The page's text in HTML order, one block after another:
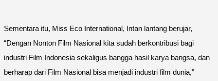
Sementara itu, Miss Eco International, Intan lantang berujar,
“Dengan Nonton Film Nasional kita sudah berkontribusi bagi
industri Film Indonesia sekaligus bangga hasil karya bangsa, dan
berharap dari Film Nasional bisa menjadi industri film dunia,”